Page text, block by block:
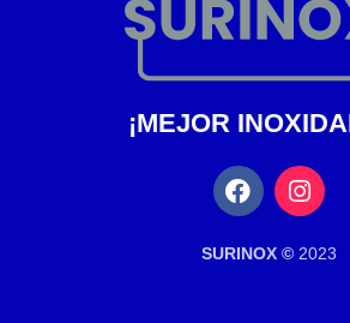
¡MEJOR
SURINOX © 2023